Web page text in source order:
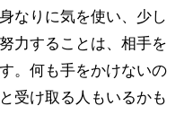
なりに気を使い、少し
力することは、相手を
。何も手をかけないの
受け取る人もいるかも